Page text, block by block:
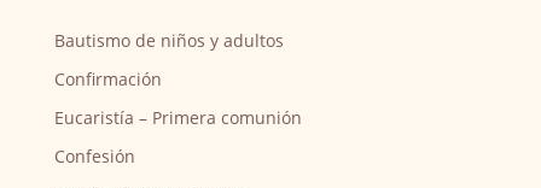
Bautismo de niños y adultos
Confirmación
Eucaristía – Primera comunión
Confesión